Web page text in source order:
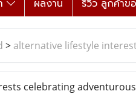
ผลงาน รีวิว ลูกค้าขอ
> alternative lifestyle
celebrating